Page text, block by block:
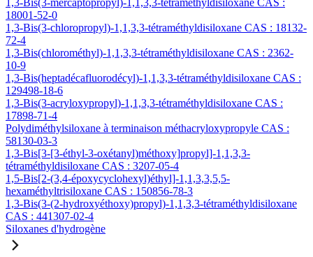
1,3-Bis(3-mercaptopropyl)-1,1,3,3-tétraméthyldisiloxane CAS :
18001-52-0
1,3-Bis(3-chloropropyl)-1,1,3,3-tétraméthyldisiloxane CAS : 18132-
72-4
1,3-Bis(chlorométhyl)-1,1,3,3-tétraméthyldisiloxane CAS : 2362-
10-9
1,3-Bis(heptadécafluorodécyl)-1,1,3,3-tétraméthyldisiloxane CAS :
129498-18-6
1,3-Bis(3-acryloxypropyl)-1,1,3,3-tétraméthyldisiloxane CAS :
17898-71-4
Polydiméthylsiloxane à terminaison méthacryloxypropyle CAS :
58130-03-3
1,3-Bis[3-[3-éthyl-3-oxétanyl)méthoxy]propyl]-1,1,3,3-
tétraméthyldisiloxane CAS : 3207-05-4
1,5-Bis[2-(3,4-époxycyclohexyl)éthyl]-1,1,3,3,5,5-
hexaméthyltrisiloxane CAS : 150856-78-3
1,3-Bis(3-(2-hydroxyéthoxy)propyl)-1,1,3,3-tétraméthyldisiloxane
CAS : 441307-02-4
Siloxanes d'hydrogène